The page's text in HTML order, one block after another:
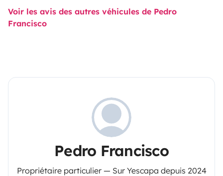
Voir les avis des autres véhicules de Pedro
Francisco
Pedro Francisco
Propriétaire particulier — Sur Yescapa depuis 2024